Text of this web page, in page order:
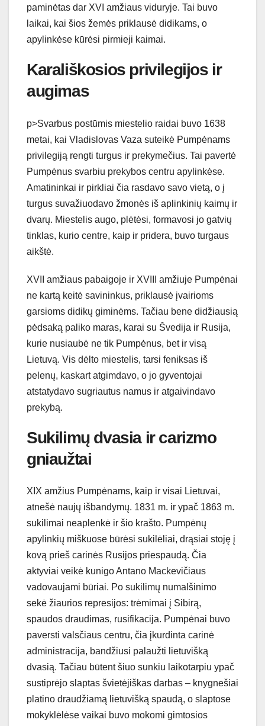
paminėtas dar XVI amžiaus viduryje. Tai buvo
laikai, kai šios žemės priklausė didikams, o
apylinkėse kūrėsi pirmieji kaimai.
Karališkosios privilegijos ir
augimas
p>Svarbus postūmis miestelio raidai buvo 1638
metai, kai Vladislovas Vaza suteikė Pumpėnams
privilegiją rengti turgus ir prekymečius. Tai pavertė
Pumpėnus svarbiu prekybos centru apylinkėse.
Amatininkai ir pirkliai čia rasdavo savo vietą, o į
turgus suvažiuodavo žmonės iš aplinkinių kaimų ir
dvarų. Miestelis augo, plėtėsi, formavosi jo gatvių
tinklas, kurio centre, kaip ir pridera, buvo turgaus
aikštė.
XVII amžiaus pabaigoje ir XVIII amžiuje Pumpėnai
ne kartą keitė savininkus, priklausė įvairioms
garsioms didikų giminėms. Tačiau bene didžiausią
pėdsaką paliko maras, karai su Švedija ir Rusija,
kurie nusiaubė ne tik Pumpėnus, bet ir visą
Lietuvą. Vis dėlto miestelis, tarsi feniksas iš
pelenų, kaskart atgimdavo, o jo gyventojai
atstatydavo sugriautus namus ir atgaivindavo
prekybą.
Sukilimų dvasia ir carizmo
gniaužtai
XIX amžius Pumpėnams, kaip ir visai Lietuvai,
atnešė naujų išbandymų. 1831 m. ir ypač 1863 m.
sukilimai neaplenkė ir šio krašto. Pumpėnų
apylinkių miškuose būrėsi sukilėliai, drąsiai stoję į
kovą prieš carinės Rusijos priespaudą. Čia
aktyviai veikė kunigo Antano Mackevičiaus
vadovaujami būriai. Po sukilimų numalšinimo
sekė žiaurios represijos: trėmimai į Sibirą,
spaudos draudimas, rusifikacija. Pumpėnai buvo
paversti valsčiaus centru, čia įkurdinta carinė
administracija, bandžiusi palaužti lietuvišką
dvasią. Tačiau būtent šiuo sunkiu laikotarpiu ypač
sustiprėjo slaptas švietėjiškas darbas – knygnešiai
platino draudžiamą lietuvišką spaudą, o slaptose
mokyklėlėse vaikai buvo mokomi gimtosios